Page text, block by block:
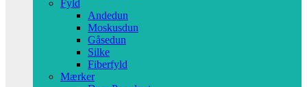
Fyld
Andedun
Moskusdun
Gåsedun
Silke
Fiberfyld
Mærker